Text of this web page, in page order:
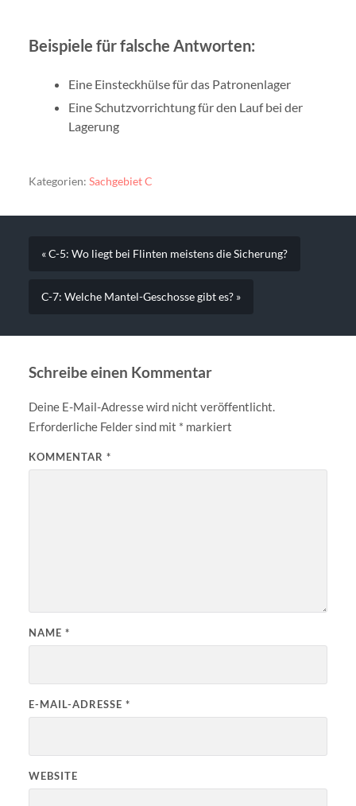
Beispiele für falsche Antworten:
Eine Einsteckhülse für das Patronenlager
Eine Schutzvorrichtung für den Lauf bei der
Lagerung
Kategorien: Sachgebiet C
« C-5: Wo liegt bei Flinten meistens die Sicherung?
C-7: Welche Mantel-Geschosse gibt es? »
Schreibe einen Kommentar
Deine E-Mail-Adresse wird nicht veröffentlicht.
Erforderliche Felder sind mit * markiert
KOMMENTAR *
NAME *
E-MAIL-ADRESSE *
WEBSITE